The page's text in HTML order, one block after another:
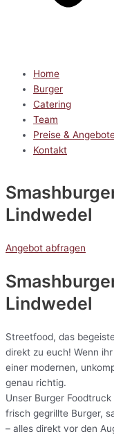
Home
Burger
Catering
Team
Preise &
Kontakt
Lindwedel
Angebot abfragen
Lindwedel
Streetfood, das
direkt zu euch! Wenn
einer modernen,
genau richtig.
Unser Burger
frisch gegrillte Burger,
– alles direkt vor den